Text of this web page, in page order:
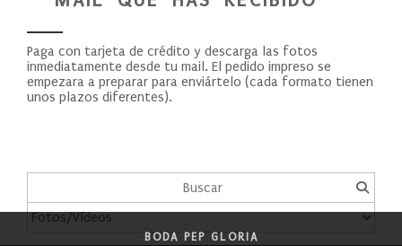
Paga con tarjeta de crédito y descarga las fotos
inmediatamente desde tu mail. El pedido impreso se
empezara a preparar para enviártelo (cada formato tienen
unos plazos diferentes).
BODA PEP GLORIA